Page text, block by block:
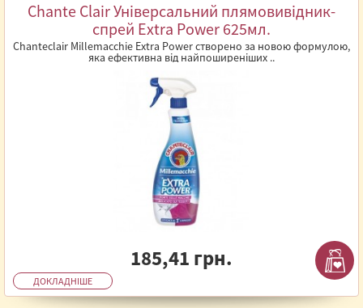
Chante Clair Універсальний плямовивідник-
спрей Extra Power 625мл.
Chanteclair Millemacchie Extra Power створено за новою формулою,
яка ефективна від найпоширеніших ..
185,41 грн.
ДОКЛАДНІШЕ